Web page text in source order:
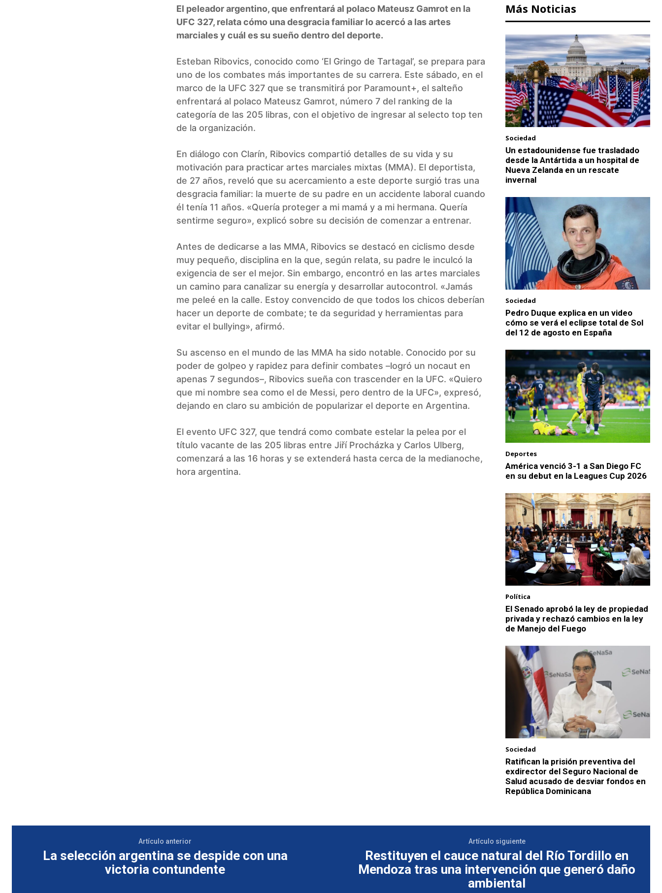
El peleador argentino, que enfrentará al polaco Mateusz Gamrot en la
UFC 327, relata cómo una desgracia familiar lo acercó a las artes
marciales y cuál es su sueño dentro del deporte.
Esteban Ribovics, conocido como ‘El Gringo de Tartagal’, se prepara para
uno de los combates más importantes de su carrera. Este sábado, en el
marco de la UFC 327 que se transmitirá por Paramount+, el salteño
enfrentará al polaco Mateusz Gamrot, número 7 del ranking de la
categoría de las 205 libras, con el objetivo de ingresar al selecto top ten
de la organización.
En diálogo con Clarín, Ribovics compartió detalles de su vida y su
motivación para practicar artes marciales mixtas (MMA). El deportista,
de 27 años, reveló que su acercamiento a este deporte surgió tras una
desgracia familiar: la muerte de su padre en un accidente laboral cuando
él tenía 11 años. «Quería proteger a mi mamá y a mi hermana. Quería
sentirme seguro», explicó sobre su decisión de comenzar a entrenar.
Antes de dedicarse a las MMA, Ribovics se destacó en ciclismo desde
muy pequeño, disciplina en la que, según relata, su padre le inculcó la
exigencia de ser el mejor. Sin embargo, encontró en las artes marciales
un camino para canalizar su energía y desarrollar autocontrol. «Jamás
me peleé en la calle. Estoy convencido de que todos los chicos deberían
hacer un deporte de combate; te da seguridad y herramientas para
evitar el bullying», afirmó.
Su ascenso en el mundo de las MMA ha sido notable. Conocido por su
poder de golpeo y rapidez para definir combates –logró un nocaut en
apenas 7 segundos–, Ribovics sueña con trascender en la UFC. «Quiero
que mi nombre sea como el de Messi, pero dentro de la UFC», expresó,
dejando en claro su ambición de popularizar el deporte en Argentina.
El evento UFC 327, que tendrá como combate estelar la pelea por el
título vacante de las 205 libras entre Jiří Procházka y Carlos Ulberg,
comenzará a las 16 horas y se extenderá hasta cerca de la medianoche,
hora argentina.
Más Noticias
Sociedad
Un estadounidense fue trasladado
desde la Antártida a un hospital de
Nueva Zelanda en un rescate
invernal
Sociedad
Pedro Duque explica en un video
cómo se verá el eclipse total de Sol
del 12 de agosto en España
Deportes
América venció 3-1 a San Diego FC
en su debut en la Leagues Cup 2026
Política
El Senado aprobó la ley de propiedad
privada y rechazó cambios en la ley
de Manejo del Fuego
Sociedad
Ratifican la prisión preventiva del
exdirector del Seguro Nacional de
Salud acusado de desviar fondos en
República Dominicana
Artículo anterior
La selección argentina se despide con una
victoria contundente
Artículo siguiente
Restituyen el cauce natural del Río Tordillo en
Mendoza tras una intervención que generó daño
ambiental